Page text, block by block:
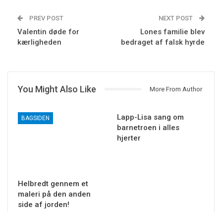
PREV POST
Valentin døde for
kærligheden
NEXT POST
Lones familie blev
bedraget af falsk hyrde
You Might Also Like More From Author
BAGSIDEN
Helbredt gennem et
maleri på den anden
side af jorden!
Lapp-Lisa sang om
barnetroen i alles
hjerter